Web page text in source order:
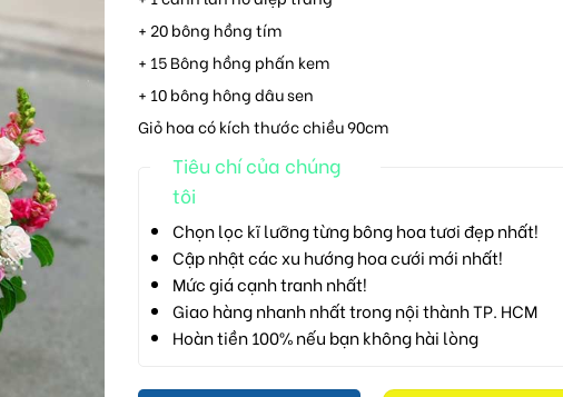
+ 20 bông hồng tím
+ 15 Bông hồng phấn kem
+ 10 bông hông dâu sen
Giỏ hoa có kích thước chiều 90cm
Tiêu chí của chúng
tôi
Chọn lọc kĩ lưỡng từng bông hoa tươi đẹp nhất!
Cập nhật các xu hướng hoa cưới mới nhất!
Mức giá cạnh tranh nhất!
Giao hàng nhanh nhất trong nội thành TP. HCM
Hoàn tiền 100% nếu bạn không hài lòng